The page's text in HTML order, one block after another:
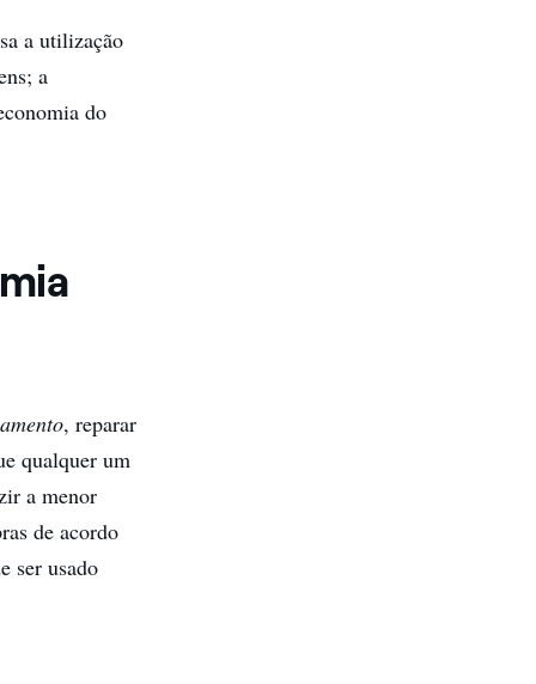
a utilização
a
do
, reparar
qualquer um
a menor
de acordo
ser usado